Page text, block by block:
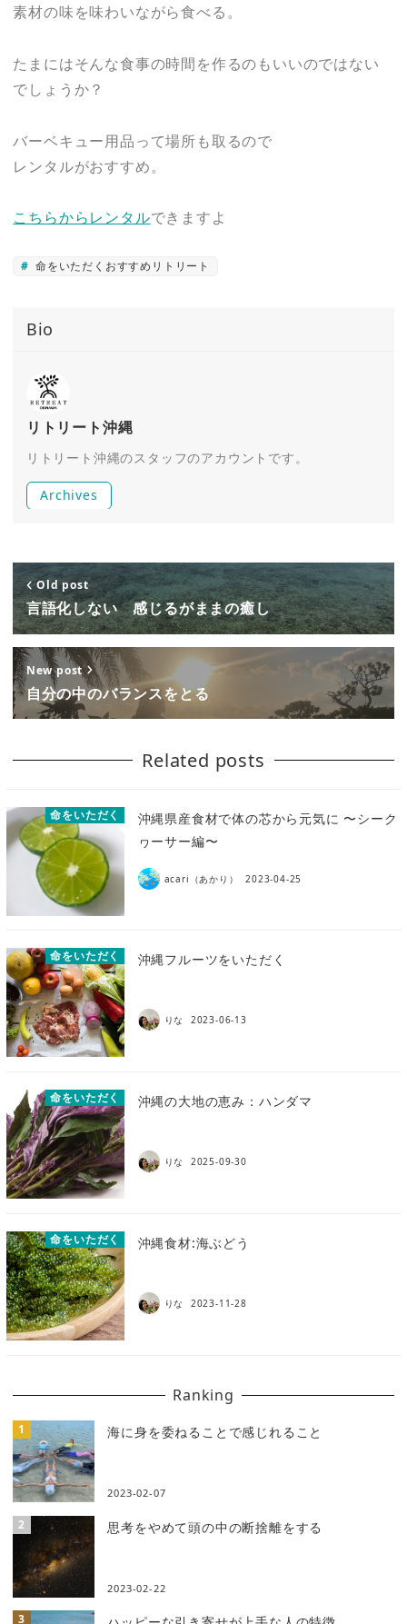
素材の味を味わいながら食べる。
たまにはそんな食事の時間を作るのもいいのではない
でしょうか？
バーベキュー用品って場所も取るので
レンタルがおすすめ。
こちらからレンタルできますよ
命をいただくおすすめリトリート
Bio
リトリート沖縄
リトリート沖縄のスタッフのアカウントです。
Archives
Old post
言語化しない 感じるがままの癒し
New post
自分の中のバランスをとる
Related posts
命をいただく
沖縄県産食材で体の芯から元気に 〜シーク
ヮーサー編〜
acari（あかり） 2023-04-25
命をいただく 沖縄フルーツをいただく
りな 2023-06-13
命をいただく 沖縄の大地の恵み：ハンダマ
りな 2025-09-30
命をいただく 沖縄食材:海ぶどう
りな 2023-11-28
Ranking
海に身を委ねることで感じれること
2023-02-07
思考をやめて頭の中の断捨離をする
2023-02-22